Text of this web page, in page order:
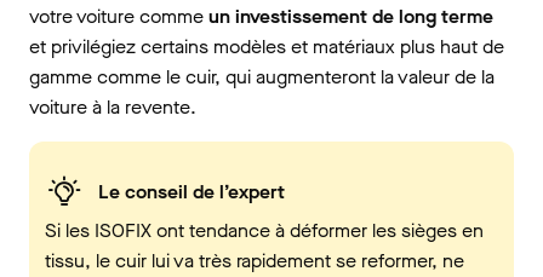
votre voiture commeun investissement de long terme
et privilégiez certains modèles et matériaux plus haut de
gamme comme le cuir, qui augmenteront la valeur de la
voiture à la revente.
Le conseil de l’expert
Si les ISOFIX ont tendance à déformer les sièges en
tissu, le cuir lui va très rapidement se reformer, ne